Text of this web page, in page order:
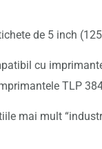
de 5 inch
cu
TLP
mai mult